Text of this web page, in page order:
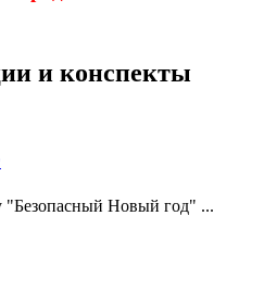
и конспекты
"Безопасный Новый год" ...